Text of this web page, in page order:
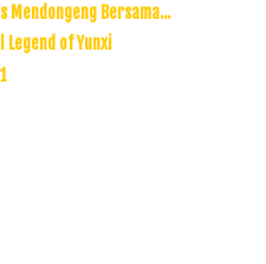
Mendongeng Bersama...
Legend of Yunxi